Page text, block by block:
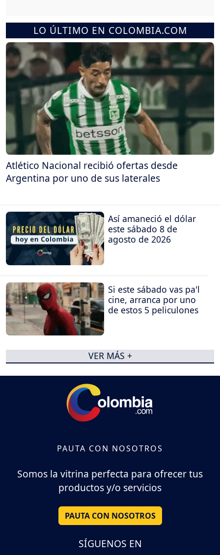
LO ÚLTIMO EN COLOMBIA.COM
Atlético Nacional recibió ofertas desde
Argentina por uno de sus laterales
Así amaneció el dólar
este sábado 8 de
agosto de 2026
Si este sábado vas pa'l
cine, arranca por uno
de estos 5 peliculones
VER MÁS +
PAUTA CON NOSOTROS
Somos la vitrina perfecta para ofrecer tus
productos y/o servicios
PAUTA CON NOSOTROS
SÍGUENOS EN